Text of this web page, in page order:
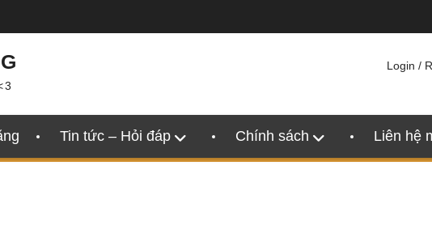
Login /
Tin tức – Hỏi đáp Chính sách Liên hệ